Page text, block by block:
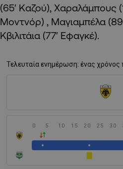
(65′ Καζού), Χαραλάμπους
Μοντνόρ) , Μαγιαμπέλα
Κβιλιτάια (77′ Εφαγκέ).